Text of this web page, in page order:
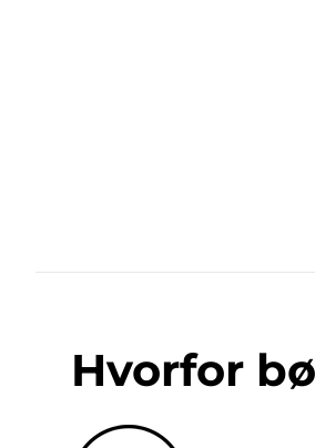
Hvorfor